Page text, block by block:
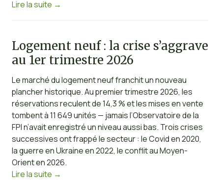
Lire la suite →
Logement neuf : la crise s’aggrave
au 1er trimestre 2026
Le marché du logement neuf franchit un nouveau
plancher historique. Au premier trimestre 2026, les
réservations reculent de 14,3 % et les mises en vente
tombent à 11 649 unités — jamais l’Observatoire de la
FPI n’avait enregistré un niveau aussi bas. Trois crises
successives ont frappé le secteur : le Covid en 2020,
la guerre en Ukraine en 2022, le conflit au Moyen-
Orient en 2026.
Lire la suite →